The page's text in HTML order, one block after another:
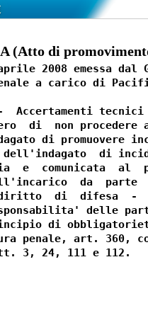
(Atto di
2008 emessa
a carico di
-  Accertamenti
di  non procedere
di promuovere
di
e  comunicata  al
da  parte
di  difesa  -
delle
di
penale, art. 360,